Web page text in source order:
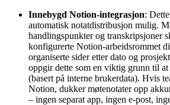
Innebygd Notion-integrasjon:
automatisk notatdistribusjon mulig.
handlingspunkter og transkripsjoner
konfigurerte Notion-arbeidsrommet
organiserte sider etter dato og
oppgir dette som en viktig grunn til
(basert på interne brukerdata). Hvis
Notion, dukker møtenotater opp
– ingen separat app, ingen e-post,